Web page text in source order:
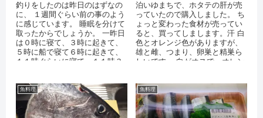
釣りをしたのは昨日のはずなの
に、 １週間ぐらい前の事のよう
に感じています。 睡眠を分けて
取ったからでしょうか。 一昨日
は０時に寝て、３時に起きて、
５時に船で寝て６時に起きて、
１１時ぐらいに寝て、１１時３
泊いゆまちで、ホタテの肝が売
っていたので購入しました。 ち
ょっと変わった食材が売ってい
ると、買ってしまします。汗 白
色とオレンジ色がありますが、
雄と雌、つまり、卵巣と精巣ら
しいです。 白がオスで、オレン
魚料理 魚料理